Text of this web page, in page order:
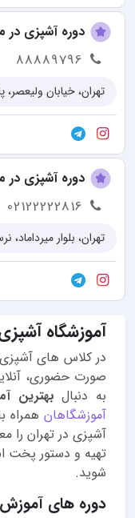
دوره آشپزی در
88889796
تهران، خیابان ولیعصر، پایین
دوره آشپزی در
02122222816
آموزشگاه
در کلاس های
صورت حضوری،
به دنبال بهترین
آموزشگاهان همراه
آشپزی در تهران را
تهیه و دستور پخت
شوید.
دوره های